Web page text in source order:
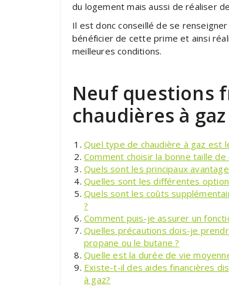
du logement mais aussi de réaliser
Il est donc conseillé de se
bénéficier de cette prime et ainsi
meilleures conditions.
Neuf questions
chaudières à
Quel type de chaudière à gaz est
Comment choisir la bonne taille de
Quels sont les principaux
Quelles sont les différentes
Quels sont les coûts
?
Comment puis-je assurer un
Quelles précautions dois-je
propane ou le butane ?
Quelle est la durée de vie
Existe-t-il des aides financières
à gaz?